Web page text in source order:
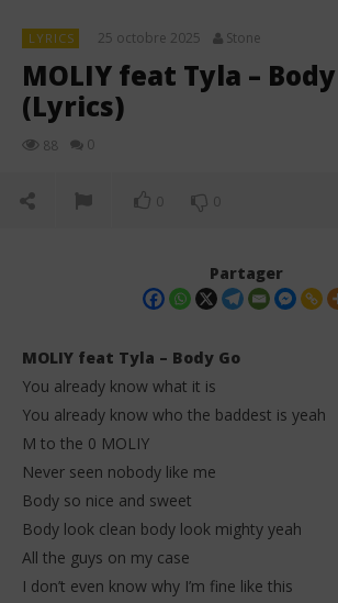
LYRICS 25 octobre 2025 Stone
MOLIY feat Tyla –
(Lyrics)
88 0
0 0
NOW VIEWING
MOLIY feat Tyla – Body Go (Lyrics)
Partager
MOLIY feat Tyla – Body Go
You already know what it is
You already know who the baddest is yeah
M to the 0 MOLIY
Never seen nobody like me
Body so nice and sweet
Body look clean body look mighty yeah
All the guys on my case
I don’t even know why I’m fine like this